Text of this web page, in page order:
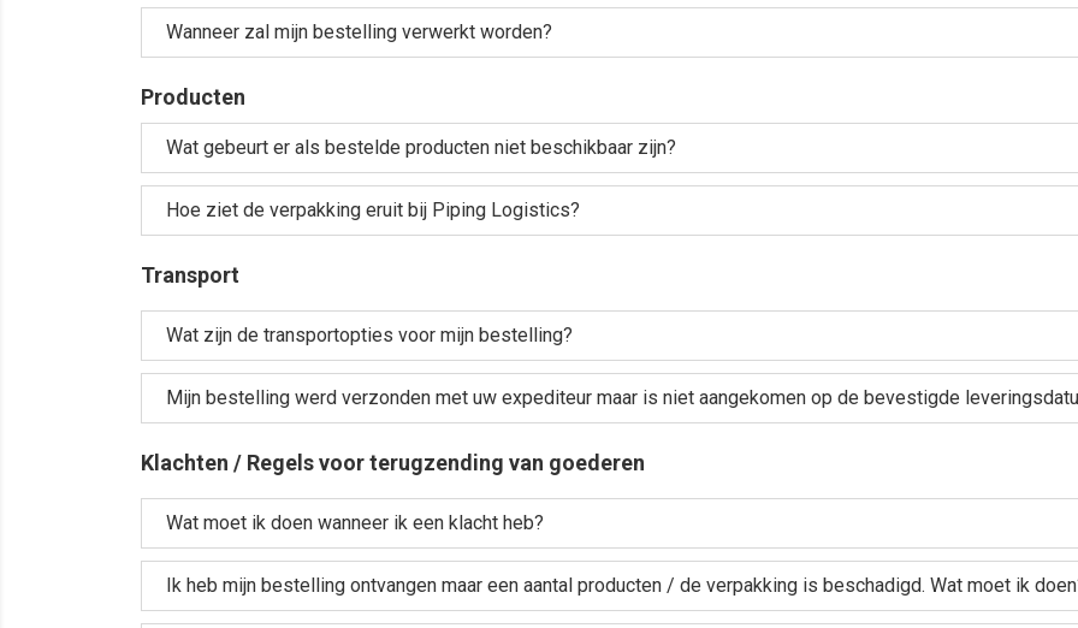
Wanneer zal mijn bestelling verwerkt worden?
Producten
Wat gebeurt er als bestelde producten niet beschikbaar zijn?
Hoe ziet de verpakking eruit bij Piping Logistics?
Transport
Wat zijn de transportopties voor mijn bestelling?
Mijn bestelling werd verzonden met uw expediteur maar is niet aangekomen op de bevestigde
Klachten / Regels voor terugzending van goederen
Wat moet ik doen wanneer ik een klacht heb?
Ik heb mijn bestelling ontvangen maar een aantal producten / de verpakking is beschadigd. Wat moet ik